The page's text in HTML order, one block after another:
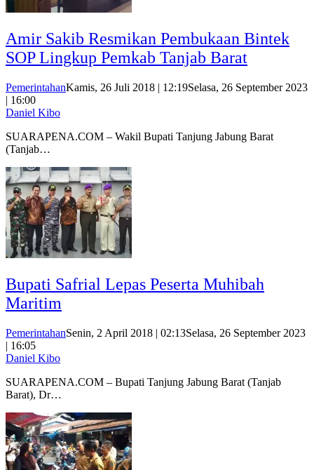
Amir Sakib Resmikan Pembukaan Bintek
SOP Lingkup Pemkab Tanjab Barat
PemerintahanKamis, 26 Juli 2018 | 12:19Selasa, 26 September 2023
| 16:00
Daniel Kibo
SUARAPENA.COM – Wakil Bupati Tanjung Jabung Barat
(Tanjab…
Bupati Safrial Lepas Peserta Muhibah
Maritim
PemerintahanSenin, 2 April 2018 | 02:13Selasa, 26 September 2023
| 16:05
Daniel Kibo
SUARAPENA.COM – Bupati Tanjung Jabung Barat (Tanjab
Barat), Dr…